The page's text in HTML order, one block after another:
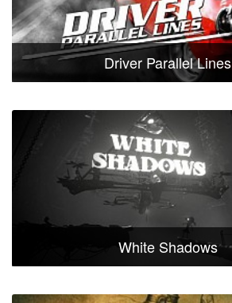
Driver Parallel Lines
White Shadows